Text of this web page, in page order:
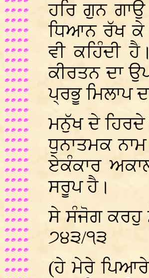
ਹਰਿ ਗੁਨ ਗਾਉ
ਧਿਆਨ ਰੱਖ ਕੇ
ਵੀ ਕਹਿੰਦੀ
ਕੀਰਤਨ ਦਾ
ਪ੍ਰਭੂ ਮਿਲਾਪ
ਮਨੁੱਖ ਦੇ
ਧੁਨਾਤਮਕ
ਏਕੰਕਾਰ
ਸਰੂਪ ਹੈ।
ਸੇ ਸੰਜੋਗ ਕਰਹੁ
੭੪੩/੧੩
(ਹੇ ਮੇਰੇ